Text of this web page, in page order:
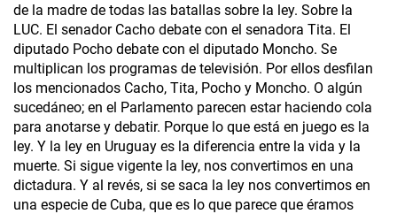
de la madre de todas las batallas sobre la ley. Sobre la
LUC. El senador Cacho debate con el senadora Tita. El
diputado Pocho debate con el diputado Moncho. Se
multiplican los programas de televisión. Por ellos desfilan
los mencionados Cacho, Tita, Pocho y Moncho. O algún
sucedáneo; en el Parlamento parecen estar haciendo cola
para anotarse y debatir. Porque lo que está en juego es la
ley. Y la ley en Uruguay es la diferencia entre la vida y la
muerte. Si sigue vigente la ley, nos convertimos en una
dictadura. Y al revés, si se saca la ley nos convertimos en
una especie de Cuba, que es lo que parece que éramos